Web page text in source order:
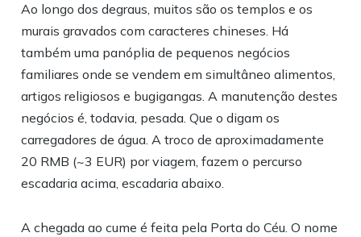
Ao longo dos degraus, muitos são os templos e os
murais gravados com caracteres chineses. Há
também uma panóplia de pequenos negócios
familiares onde se vendem em simultâneo alimentos,
artigos religiosos e bugigangas. A manutenção destes
negócios é, todavia, pesada. Que o digam os
carregadores de água. A troco de aproximadamente
20 RMB (~3 EUR) por viagem, fazem o percurso
escadaria acima, escadaria abaixo.
A chegada ao cume é feita pela Porta do Céu. O nome